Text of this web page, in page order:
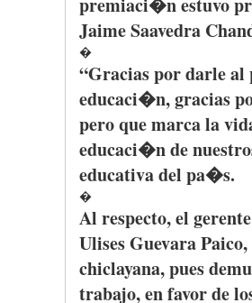
JaimeSaavedra
�
“Graciaspordarleal
educaci�n,gracias
peroquemarcala
educaci�nde
educativadel pa�s.
�
Al respecto, el gerente
UlisesGuevaraPaico,
chiclayana,pues
trabajo, en favor de